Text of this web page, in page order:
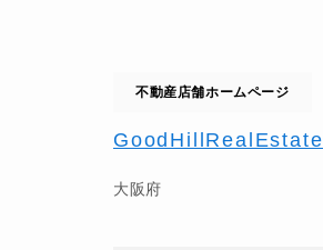
不動産店舗ホームページ
GoodHillRealEstate
大阪府